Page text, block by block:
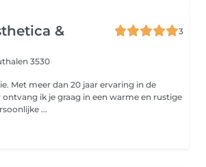
&
3
3530
de
ik je graag in een warme en rustige
...